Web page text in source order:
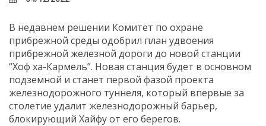
В недавнем решении Комитет по охране
прибрежной среды одобрил план удвоения
прибрежной железной дороги до новой станции
“Хоф ха-Кармель”. Новая станция будет в основном
подземной и станет первой фазой проекта
железнодорожного туннеля, который впервые за
столетие удалит железнодорожный барьер,
блокирующий Хайфу от его берегов.